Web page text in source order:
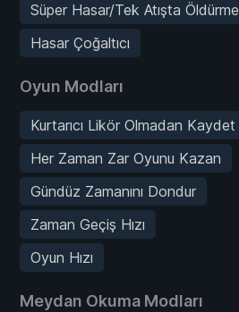
Süper Hasar/Tek Atışta Öldürme
Hasar Çoğaltıcı
Oyun Modları
Kurtarıcı Likör Olmadan Kaydet
Her Zaman Zar Oyunu Kazan
Gündüz Zamanını Dondur
Zaman Geçiş Hızı
Oyun Hızı
Meydan Okuma Modları